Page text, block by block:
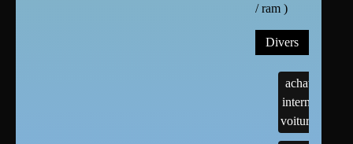
/ ram )
Divers
achats
internet
voitures